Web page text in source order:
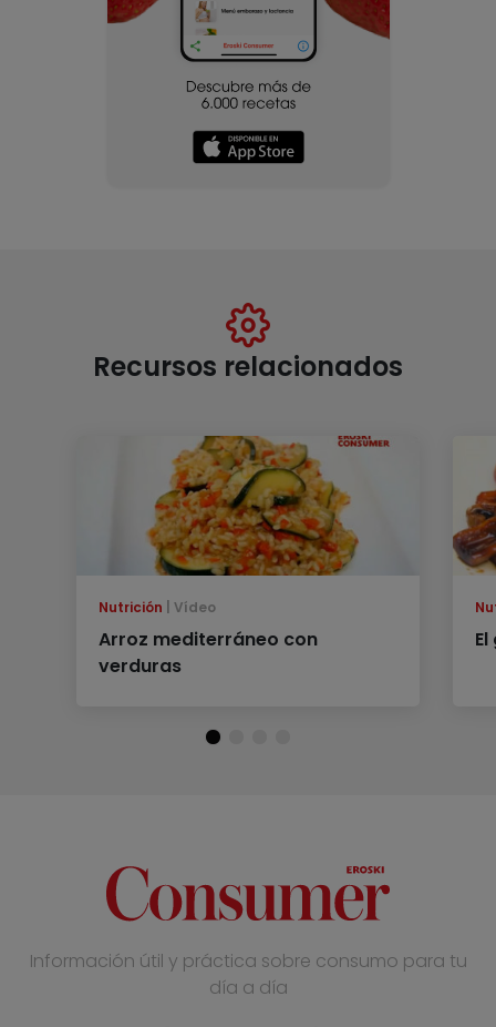
Recursos relacionados
Nutrición Vídeo
Arroz mediterráneo con
verduras
Información útil y práctica sobre consumo para tu
día a día